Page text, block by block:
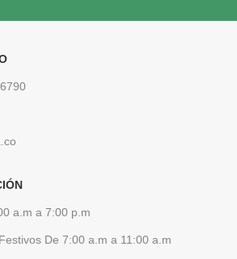
a.m a 7:00 p.m
De 7:00 a.m a 11:00 a.m